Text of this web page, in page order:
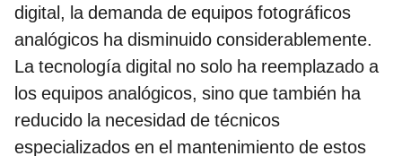
digital, la demanda de equipos fotográficos
analógicos ha disminuido considerablemente.
La tecnología digital no solo ha reemplazado a
los equipos analógicos, sino que también ha
reducido la necesidad de técnicos
especializados en el mantenimiento de estos